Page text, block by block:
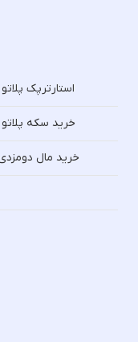
استارترپک پلاتو
خرید سکه پلاتو
خرید مال